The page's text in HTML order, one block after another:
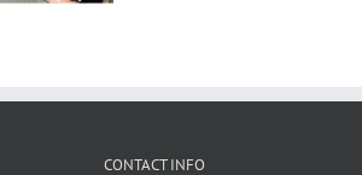
CONTACT INFO